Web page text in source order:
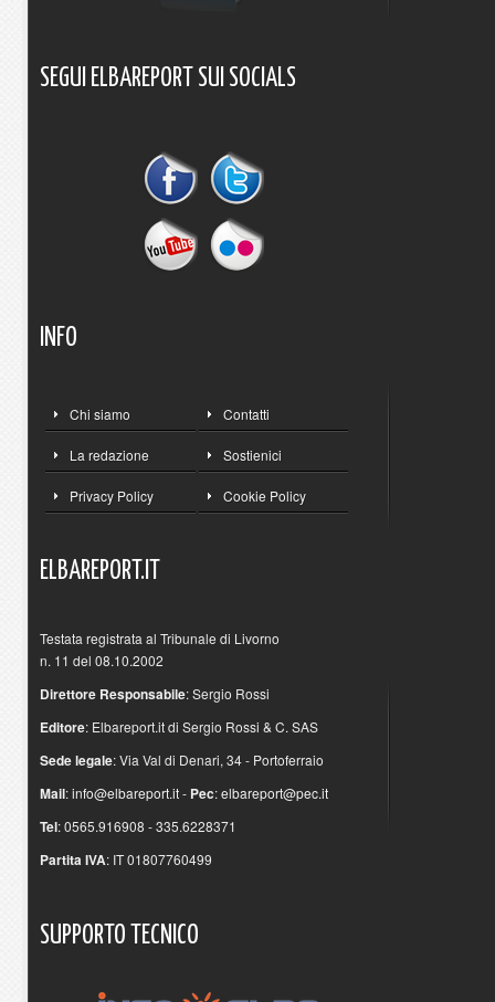
SEGUI ELBAREPORT SUI SOCIALS
INFO
Chi siamo Contatti
La redazione Sostienici
Privacy Policy Cookie Policy
ELBAREPORT.IT
Testata registrata al Tribunale di Livorno
n. 11 del 08.10.2002
Direttore Responsabile: Sergio Rossi
Editore: Elbareport.it di Sergio Rossi & C. SAS
Sede legale: Via Val di Denari, 34 - Portoferraio
Mail:info@elbareport.it- Pec:elbareport@pec.it
Tel: 0565.916908 - 335.6228371
Partita IVA: IT 01807760499
SUPPORTO TECNICO